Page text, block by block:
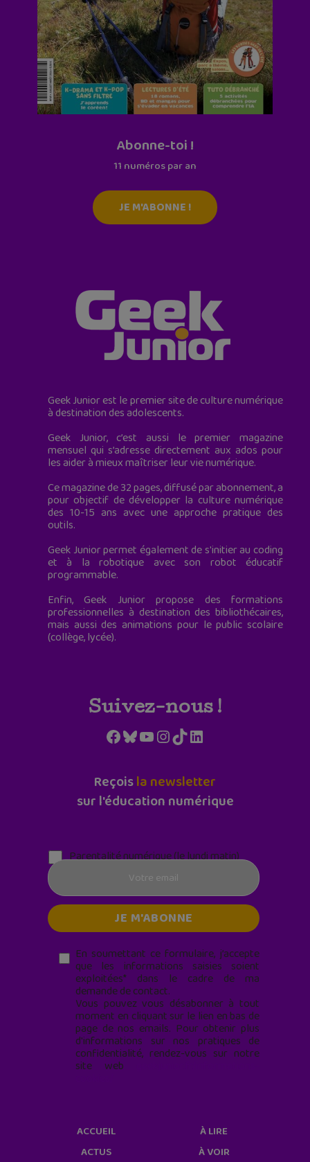
Abonne-toi !
11 numéros par an
JE M'ABONNE !
Geek Junior est le premier site de culture numérique
à destination des adolescents.
Geek Junior, c’est aussi le premier magazine
mensuel qui s’adresse directement aux ados pour
les aider à mieux maîtriser leur vie numérique.
Ce magazine de 32 pages, diffusé par abonnement, a
pour objectif de développer la culture numérique
des 10-15 ans avec une approche pratique des
outils.
Geek Junior permet également de s'initier au coding
et à la robotique avec son robot éducatif
programmable.
Enfin, Geek Junior propose des formations
professionnelles à destination des bibliothécaires,
mais aussi des animations pour le public scolaire
(collège, lycée).
Suivez-nous !
Facebook
Bluesky
YouTube
Instagram
TikTokLinkedIn
Reçoisla newsletter
sur l'éducation numérique
Parentalité numérique (le lundi matin)
En soumettant ce formulaire, j’accepte
que les informations saisies soient
exploitées* dans le cadre de ma
demande de contact.
Vous pouvez vous désabonner à tout
moment en cliquant sur le lien en bas de
page de nos emails. Pour obtenir plus
d'informations sur nos pratiques de
confidentialité, rendez-vous sur notre
site web
ACCUEIL
ACTUS
À LIRE
À VOIR